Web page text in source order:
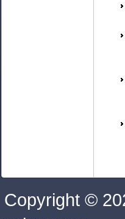
Copyright ©